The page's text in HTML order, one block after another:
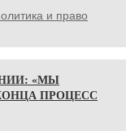
и право
«МЫ
ПРОЦЕСС